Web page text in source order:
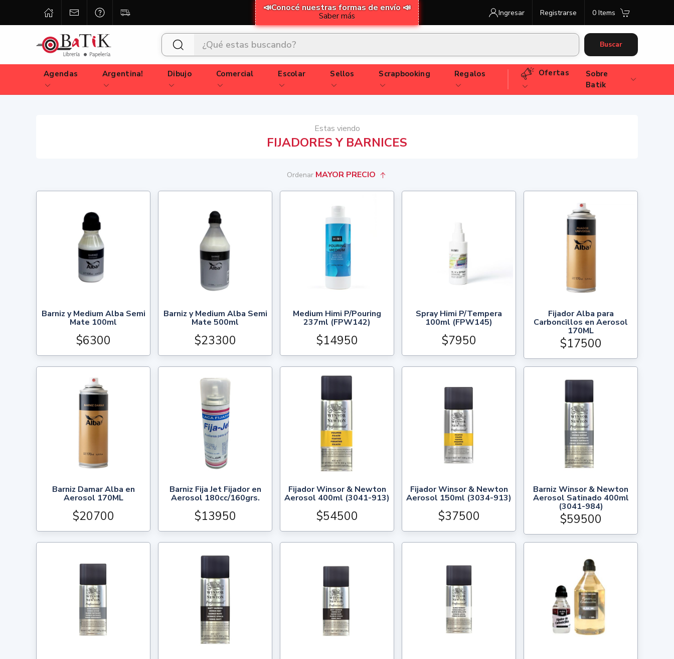
📣Conocé nuestras formas de envío 📣
Saber más Ingresar Registrarse 0 Items
Buscar
Agendas Argentina! Dibujo Comercial Escolar Sellos Scrapbooking Regalos Ofertas
Sobre
Batik
Estas viendo
FIJADORES Y BARNICES
Ordenar MAYOR PRECIO
Barniz y Medium Alba Semi
Mate 100ml
$6300
Barniz y Medium Alba Semi
Mate 500ml
$23300
Medium Himi P/Pouring
237ml (FPW142)
$14950
Spray Himi P/Tempera
100ml (FPW145)
$7950
Fijador Alba para
Carboncillos en Aerosol
170ML
$17500
Barniz Damar Alba en
Aerosol 170ML
$20700
Barniz Fija Jet Fijador en
Aerosol 180cc/160grs.
$13950
Fijador Winsor & Newton
Aerosol 400ml (3041-913)
$54500
Fijador Winsor & Newton
Aerosol 150ml (3034-913)
$37500
Barniz Winsor & Newton
Aerosol Satinado 400ml
(3041-984)
$59500